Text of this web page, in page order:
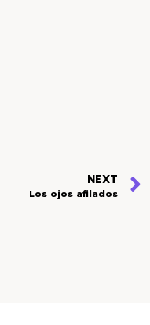
NEXT
Los ojos afilados